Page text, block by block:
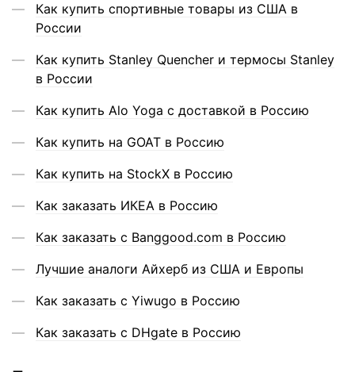
Как купить спортивные товары из США в
России
Как купить Stanley Quencher и термосы Stanley
в России
Как купить Alo Yoga с доставкой в Россию
Как купить на GOAT в Россию
Как купить на StockX в Россию
Как заказать ИКЕА в Россию
Как заказать с Banggood.com в Россию
Лучшие аналоги Айхерб из США и Европы
Как заказать с Yiwugo в Россию
Как заказать с DHgate в Россию